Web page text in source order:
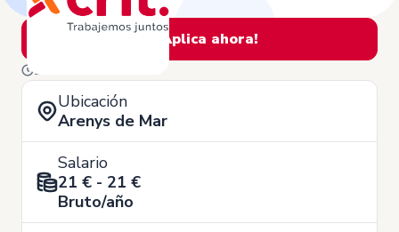
¡Aplica ahora!
24 de Noviembre
Ubicación
Arenys de Mar
Salario
21 € - 21 €
Bruto/año